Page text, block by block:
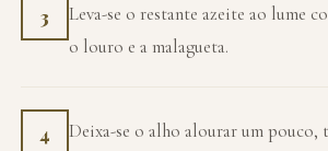
3
Leva-se o restante azeite ao lume
o louro e a malagueta.
4
Deixa-se o alho alourar um pouco,